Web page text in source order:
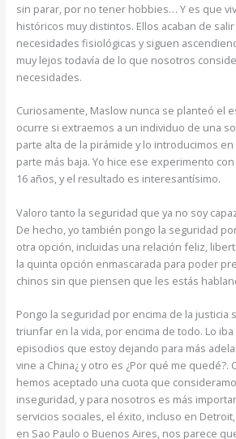
sin parar, por no tener hobbies… Y es que
históricos muy distintos. Ellos acaban de
necesidades fisiológicas y siguen
muy lejos todavía de lo que nosotros
necesidades.
Curiosamente, Maslow nunca se planteó el
ocurre si extraemos a un individuo de una
parte alta de la pirámide y lo introducimos
parte más baja. Yo hice ese experimento
16 años, y el resultado es interesantísimo.
Valoro tanto la seguridad que ya no soy
De hecho, yo también pongo la seguridad
otra opción, incluidas una relación feliz,
la quinta opción enmascarada para poder
chinos sin que piensen que les estás
Pongo la seguridad por encima de la justicia
triunfar en la vida, por encima de todo. Lo
episodios que estoy dejando para más
vine a China¿ y otro es ¿Por qué me quedé?.
hemos aceptado una cuota que
inseguridad, y para nosotros es más
servicios sociales, el éxito, incluso en
en Sao Paulo o Buenos Aires, nos parece